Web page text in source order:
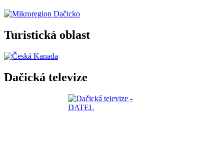
Turistická oblast
Dačická televize